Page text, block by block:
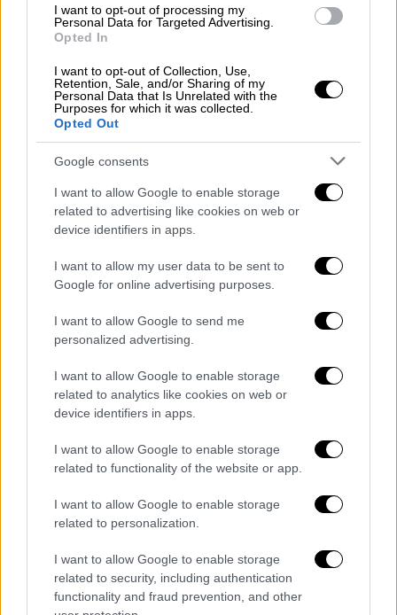
I want to opt-out of processing my
Personal Data for Targeted Advertising.
Opted In
I want to opt-out of Collection, Use,
Retention, Sale, and/or Sharing of my
Personal Data that Is Unrelated with the
Purposes for which it was collected.
Opted Out
Google consents
I want to allow Google to enable storage
related to advertising like cookies on web or
device identifiers in apps.
I want to allow my user data to be sent to
Google for online advertising purposes.
I want to allow Google to send me
personalized advertising.
I want to allow Google to enable storage
related to analytics like cookies on web or
device identifiers in apps.
I want to allow Google to enable storage
related to functionality of the website or app.
I want to allow Google to enable storage
related to personalization.
I want to allow Google to enable storage
related to security, including authentication
functionality and fraud prevention, and other
«Σκοτάδι» καταγγέλλει το ΤΕΕ και για
την τεχνική λύση που πρότεινε ο
σύμβουλος της σύμβασης των 6,44
εκατ. ευρώ
Το ΤΕΕ υπενθυμίζει ότι στις 30 Νοεμβρίου
η ΕΡΓΟΣΕ ανακοίνωσε την υπογραφή
σύμβασης παροχής υπηρεσιών Τεχνικού
Συμβούλου ύψους 6,44 εκατ. ευρώμε
αντικείμενο την υποστήριξη όλων των
σταδίων του Ανταγωνιστικού Διαλόγου που
είχε προκηρύξει η ΕΡΓΟΣΕ γιαέξι κομβικά
σιδηροδρομικά έργα της χώρας
, μεταξύ των
οποίων και η σύνδεση του νέου λιμένα
σύμφωνα με την Έκθεση Πεπραγμένων του
ΟΣΕ για το 2023, ο Ανταγωνιστικός Διάλογος
ήδη από τον Δεκέμβριο του 2023
καθώς η
διάρκεια του έργου ήταν 18 μήνες.
«Γεννάται εύλογα το ερώτημαποια τεχνική
λύση ή στρατηγική κατεύθυνση προέκυψε
τελικώςαπό τον Ανταγωνιστικό Διάλογο και
κατά πόσον αυτή συνδέεται,
διαφοροποιείται ή αποκλίνει από τη νέα